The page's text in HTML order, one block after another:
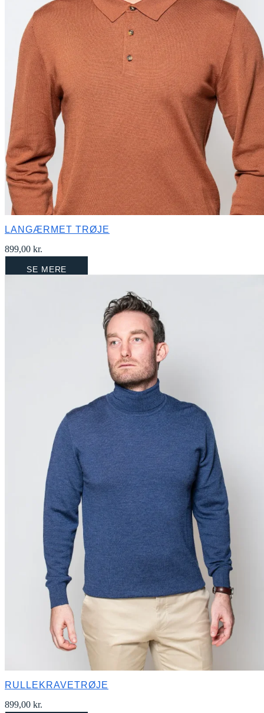
LANGÆRMET TRØJE
899,00 kr.
SE MERE
RULLEKRAVETRØJE
899,00 kr.